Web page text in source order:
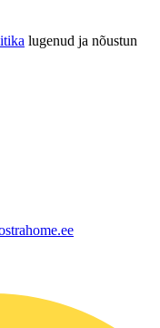
lugenud ja nõustun